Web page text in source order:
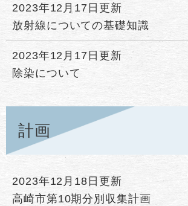
2023年12月17日更新
放射線についての基礎知識
2023年12月17日更新
除染について
計画
2023年12月18日更新
高崎市第10期分別収集計画